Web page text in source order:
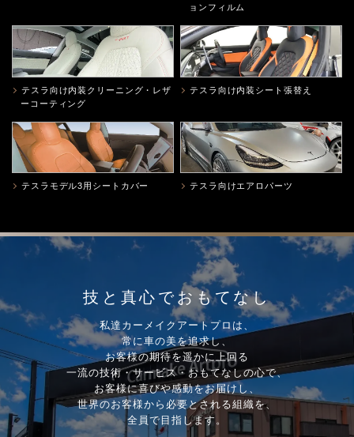
ョンフィルム
テスラ向け内装クリーニング・レザ
ーコーティング
テスラ向け内装シート張替え
テスラモデル3用シートカバー テスラ向けエアロパーツ
技と真心でおもてなし
私達カーメイクアートプロは、
常に車の美を追求し、
お客様の期待を遥かに上回る
一流の技術・サービス・おもてなしの心で、
お客様に喜びや感動をお届けし、
世界のお客様から必要とされる組織を、
全員で目指します。